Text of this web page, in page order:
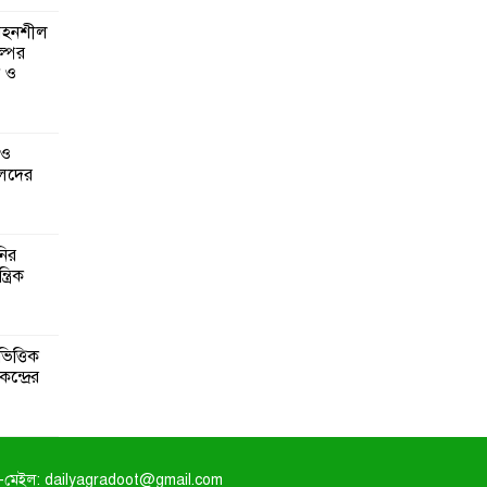
ও
মেইল: dailyagradoot@gmail.com